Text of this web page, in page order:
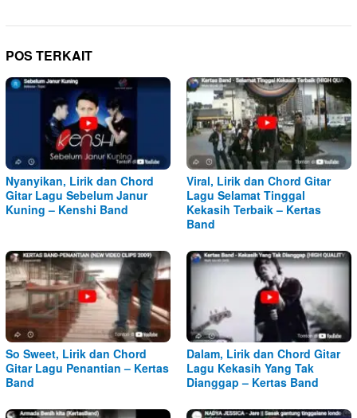
POS TERKAIT
Nyanyikan, Lirik dan Chord
Gitar Lagu Sebelum Janur
Kuning – Kenshi Band
Viral, Lirik dan Chord Gitar
Lagu Selamat Tinggal
Kekasih Terbaik – Kertas
Band
So Sweet, Lirik dan Chord
Gitar Lagu Penantian – Kertas
Band
Dalam, Lirik dan Chord Gitar
Lagu Kekasih Yang Tak
Dianggap – Kertas Band